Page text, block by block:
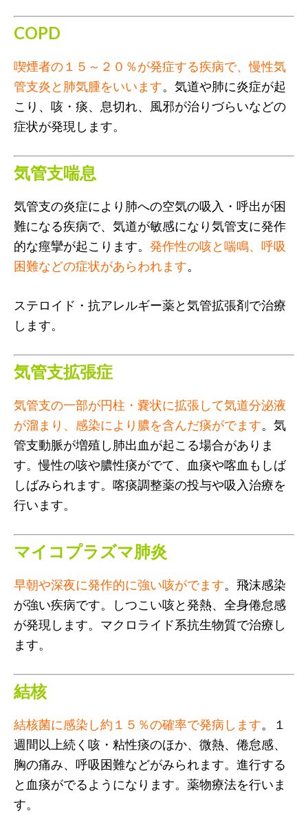
COPD
喫煙者の１５～２０％が発症する疾病で、慢性気
管支炎と肺気腫をいいます。気道や肺に炎症が起
こり、咳・痰、息切れ、風邪が治りづらいなどの
症状が発現します。
気管支喘息
気管支の炎症により肺への空気の吸入・呼出が困
難になる疾病で、気道が敏感になり気管支に発作
的な痙攣が起こります。 発作性の咳と喘鳴、呼吸
困難などの症状があらわれます。
ステロイド・抗アレルギー薬と気管拡張剤で治療
します。
気管支拡張症
気管支の一部が円柱・嚢状に拡張して気道分泌液
が溜まり、感染により膿を含んだ痰がでます。気
管支動脈が増殖し肺出血が起こる場合がありま
す。慢性の咳や膿性痰がでて、血痰や喀血もしば
しばみられます。喀痰調整薬の投与や吸入治療を
行います。
マイコプラズマ肺炎
早朝や深夜に発作的に強い咳がでます。飛沫感染
が強い疾病です。しつこい咳と発熱、全身倦怠感
が発現します。マクロライド系抗生物質で治療し
ます。
結核
結核菌に感染し約１５％の確率で発病します。１
週間以上続く咳・粘性痰のほか、微熱、倦怠感、
胸の痛み、呼吸困難などがみられます。進行する
と血痰がでるようになります。薬物療法を行いま
す。